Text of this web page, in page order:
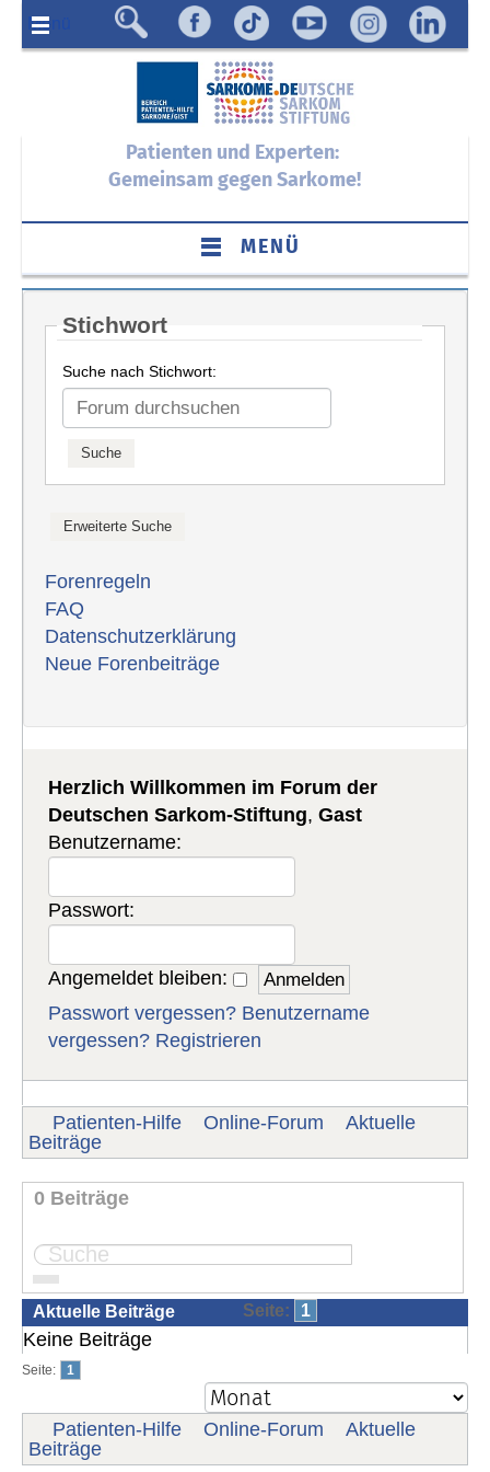
Menü
Patienten und Experten:
Gemeinsam gegen Sarkome!
MENÜ
Stichwort
Suche nach Stichwort:
Forenregeln
FAQ
Datenschutzerklärung
Neue Forenbeiträge
Herzlich Willkommen im Forum der
Deutschen Sarkom-Stiftung,Gast
Benutzername:
Passwort:
Angemeldet bleiben:
Passwort vergessen? Benutzername
vergessen? Registrieren
Patienten-Hilfe Online-Forum
Aktuelle
Beiträge
0 Beiträge
Seite: 1
Aktuelle Beiträge
Keine Beiträge
Seite: 1
Patienten-Hilfe Online-Forum
Aktuelle
Beiträge